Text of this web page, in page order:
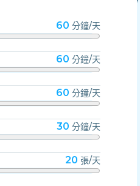
60 分鐘/天
60 分鐘/天
60 分鐘/天
30 分鐘/天
20 張/天